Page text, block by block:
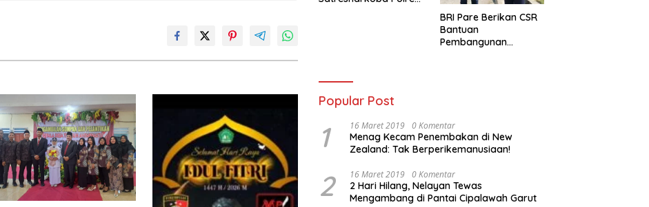
BRI Pare Berikan CSR
Bantuan
Pembangunan
Popular Post
1 16 Maret 2019 0 Komentar
Menag Kecam Penembakan di New
Zealand: Tak Berperikemanusiaan!
2 16 Maret 2019 0 Komentar
2 Hari Hilang, Nelayan Tewas
Mengambang di Pantai Cipalawah Garut